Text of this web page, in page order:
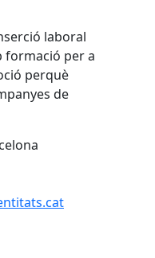
laboral
formació per a
perquè
de